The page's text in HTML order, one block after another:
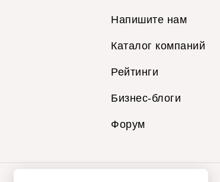
Напишите нам
Каталог компаний
Рейтинги
Бизнес-блоги
Форум